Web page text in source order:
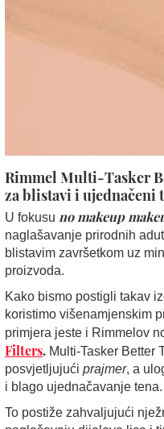
Rimmel Multi-Tasker
za blistavi i
U fokusu no makeup
naglašavanje prirodnih
blistavim završetkom uz
proizvoda.
Kako bismo postigli takav
koristimo višenamjenskim
primjera jeste i Rimmelov
Filters. Multi-Tasker Better
posvjetljujući prajmer, a
i blago ujednačavanje tena.
To postiže zahvaljujući